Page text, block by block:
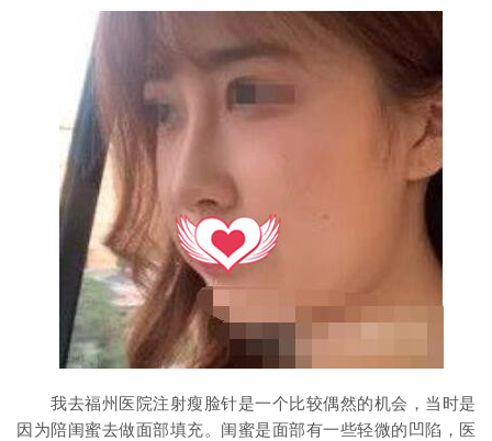
我去福州医院注射瘦脸针是一个比较偶然的机会，当时是
因为陪闺蜜去做面部填充。闺蜜是面部有一些轻微的凹陷，医